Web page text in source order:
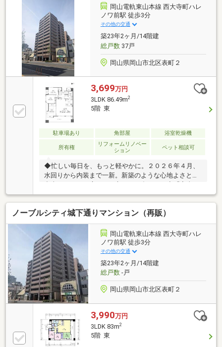
大切なペットも２匹まで一緒に暮らせる、潤いある住
環境が整っています。デザイン性と機能性が美しく調
和した上質なリノベーション空間を、ぜひ現地にてご
体感ください。皆さまからの内見のご予約を心よりお
待ちしております。
岡山電軌東山本線 西大寺町ハレ
ノワ前駅 徒歩3分
その他の交通
築23年2ヶ月/14階建
総戸数37戸
岡山県岡山市北区表町２
3,699万円
3LDK 86.49m2
5階 東
駐車場あり 角部屋 浴室乾燥機
所有権
リフォームリノベー
ション
ペット相談可
◆忙しい毎日を、もっと軽やかに。２０２６年４月、
水回りから内装まで一新。新築のような心地よさと、
楽になる」最新設備 浴室乾燥機やシステムキッチン、
温水洗浄便座まで全て新品。面倒な工事の手間なく、
即入居して快適な生活をスタートできます。◆買い出
しのストレスから解放 天満屋まで４分、周辺にはスー
パーや飲食店も豊富。重い荷物を持って車を出す必要
はありません。「歩く」ことがそのまま暮らしの質を
高めてくれます。◆２２帖のリビングで、家族の会話
も自然と増えるはず。家事効率を最大化し、自分たち
の時間を増やしませんか。
ノーブルシティ城下通りマンション（再販）
岡山電軌東山本線 西大寺町ハレ
ノワ前駅 徒歩3分
その他の交通
築23年2ヶ月/14階建
総戸数-戸
岡山県岡山市北区表町２
3,990万円
3LDK 83m2
5階 東